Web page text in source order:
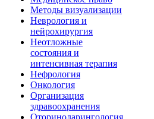
Методы визуализации
Неврология и
нейрохирургия
Неотложные
состояния и
интенсивная терапия
Нефрология
Онкология
Организация
здравоохранения
Оториноларингология